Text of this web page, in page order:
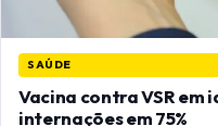
SAÚDE
Vacina contra VSR em
internações em 75%